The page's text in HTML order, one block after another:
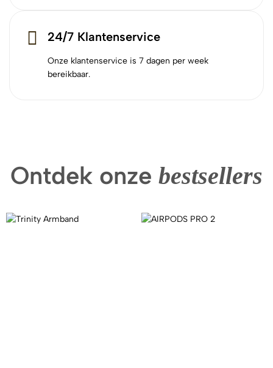
24/7 Klantenservice
Onze klantenservice is 7 dagen per week
bereikbaar.
Ontdek onze bestsellers